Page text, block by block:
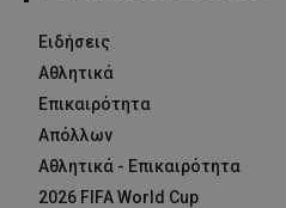
Ειδήσεις
Αθλητικά
Επικαιρότητα
Απόλλων
Αθλητικά - Επικαιρότητα
2026 FIFA World Cup